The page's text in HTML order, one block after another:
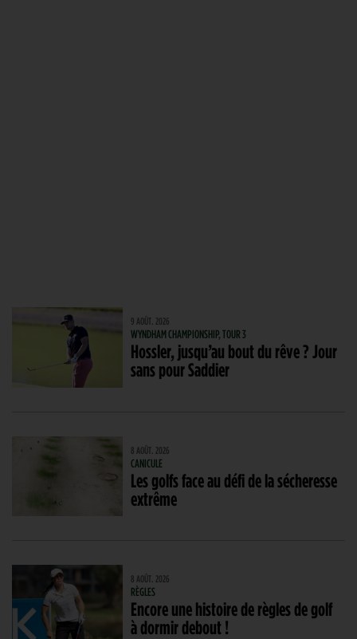
9 AOÛT. 2026
WYNDHAM CHAMPIONSHIP, TOUR 3
Hossler, jusqu’au bout du rêve ? Jour
sans pour Saddier
8 AOÛT. 2026
CANICULE
Les golfs face au défi de la sécheresse
extrême
8 AOÛT. 2026
RÈGLES
Encore une histoire de règles de golf
à dormir debout !